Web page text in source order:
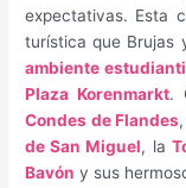
expectativas. Esta
turística que Brujas
ambiente
Plaza Korenmarkt.
Condes de Flandes
de San Miguel, la
Bavón y sus